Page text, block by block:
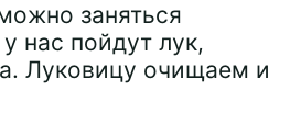
заняться
нас пойдут лук,
Луковицу очищаем и